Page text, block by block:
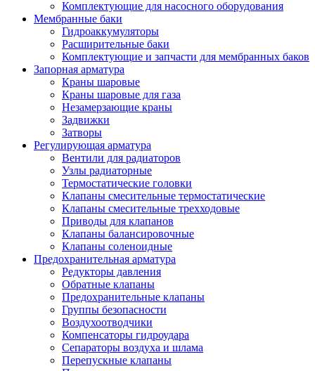
Комплектующие для насосного оборудования
Мембранные баки
Гидроаккумуляторы
Расширительные баки
Комплектующие и запчасти для мембранных баков
Запорная арматура
Краны шаровые
Краны шаровые для газа
Незамерзающие краны
Задвижки
Затворы
Регулирующая арматура
Вентили для радиаторов
Узлы радиаторные
Термостатические головки
Клапаны смесительные термостатические
Клапаны смесительные трехходовые
Приводы для клапанов
Клапаны балансировочные
Клапаны соленоидные
Предохранительная арматура
Редукторы давления
Обратные клапаны
Предохранительные клапаны
Группы безопасности
Воздухоотводчики
Компенсаторы гидроудара
Сепараторы воздуха и шлама
Перепускные клапаны